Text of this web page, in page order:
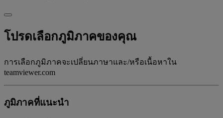
โปรดเลือกภูมิภาคของคุณ
การเลือกภูมิภาคจะเปลี่ยนภาษาและ/หรือเนื้อหาใน
teamviewer.com
ภูมิภาคที่แนะนํา